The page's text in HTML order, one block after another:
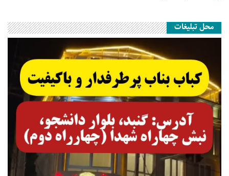
محل تبلیغات